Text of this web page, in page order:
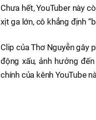
Chưa hết, YouTuber này
xịt ga lớn, cô khẳng định
Clip của Thơ Nguyễn gây
động xấu, ảnh hưởng
chính của kênh YouTube